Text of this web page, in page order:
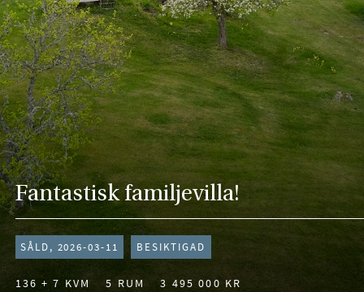
Fantastisk familjevilla!
SÅLD, 2026-03-11 BESIKTIGAD
136 + 7 KVM 5 RUM 3 495 000 KR